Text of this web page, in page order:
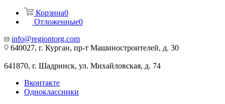
Корзина0
Отложенные0
info@regiontorg.com
640027, г. Курган, пр-т Машиностроителей, д. 30
641870, г. Шадринск, ул. Михайловская, д. 74
Вконтакте
Одноклассники